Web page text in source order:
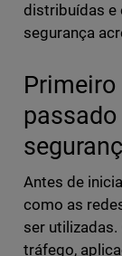
distribuídas e
segurança
Antes de
como as
ser
tráfego,